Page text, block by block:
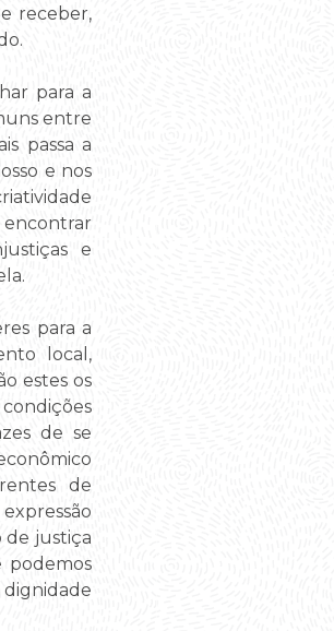
receber,
para a
entre
passa a
e nos
encontrar
e
para a
local,
estes os
de se
de
de justiça
podemos